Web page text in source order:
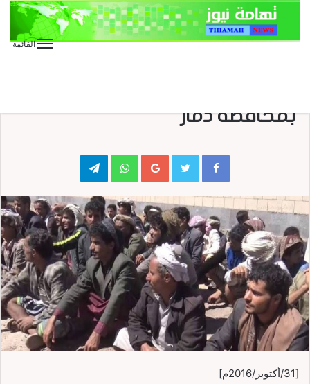
القائمة
بمحافظة ذمار
Google+
WhatsApp
Telegram
[31/أكتوبر/2016م]